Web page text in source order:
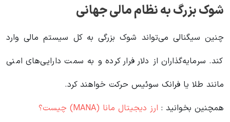
شوک بزرگ به نظام مالی جهانی
چنین سیگنالی می‌تواند شوک بزرگی به کل سیستم مالی وارد
کند. سرمایه‌گذاران از دلار فرار کرده و به سمت دارایی‌های امنی
مانند طلا یا فرانک سوئیس حرکت خواهند کرد.
همچنین بخوانید : ارز دیجیتال مانا (MANA) چیست؟